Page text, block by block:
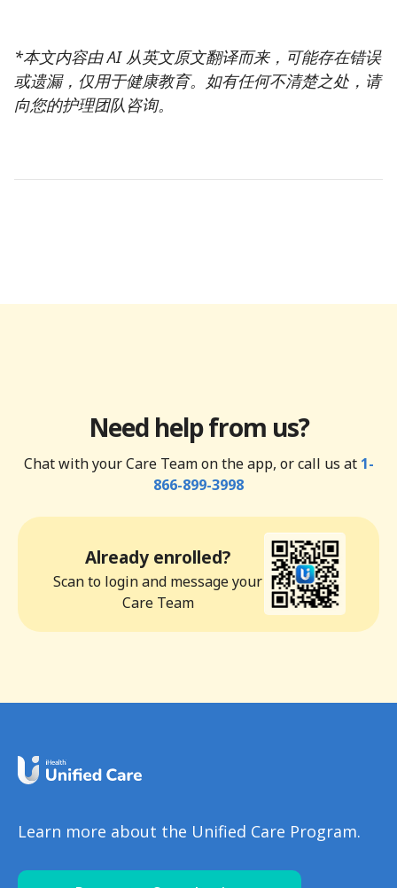
*本文内容由 AI 从英文原文翻译而来，可能存在错误
或遗漏，仅用于健康教育。如有任何不清楚之处，请
向您的护理团队咨询。
Need help from us?
Chat with your Care Team on the app, or call us at 1-
866-899-3998
Already enrolled?
Scan to login and message your
Care Team
Learn more about the Unified Care Program.